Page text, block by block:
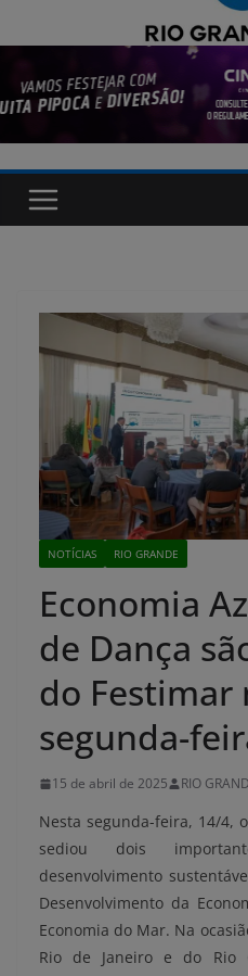
NOTÍCIAS RIO GRANDE
Economia
de Dança
do Festimar
segunda-
15 de abril de 2025 RIO
Nesta segunda-feira, 14/4,
sediou dois
desenvolvimento
Desenvolvimento da
Economia do Mar. Na
Rio de Janeiro e do Rio